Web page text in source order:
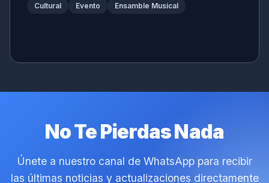
Cultural Evento Ensamble Musical
No Te Pierdas Nada
Únete a nuestro canal de WhatsApp para recibir
las últimas noticias y actualizaciones directamente